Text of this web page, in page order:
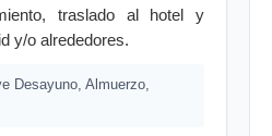
traslado al hotel y
y/o alrededores.
Desayuno, Almuerzo,